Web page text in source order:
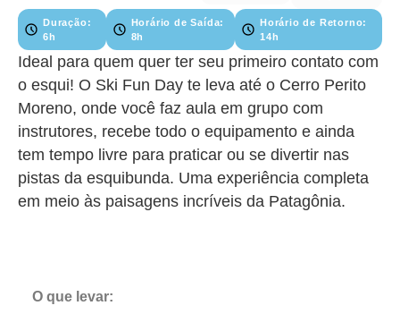
Duração:
6h
Horário de Saída:
8h
Horário de Retorno:
14h
Ideal para quem quer ter seu primeiro contato com
o esqui! O Ski Fun Day te leva até o Cerro Perito
Moreno, onde você faz aula em grupo com
instrutores, recebe todo o equipamento e ainda
tem tempo livre para praticar ou se divertir nas
pistas da esquibunda. Uma experiência completa
em meio às paisagens incríveis da Patagônia.
O que levar: